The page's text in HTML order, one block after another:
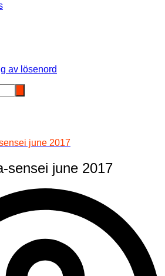
av lösenord
june 2017
sensei june 2017